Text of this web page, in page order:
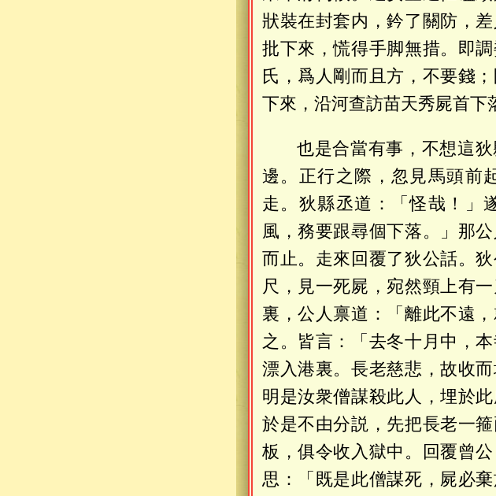
狀裝在封套内，鈐了關防，
批下來，慌得手脚無措。即
氏，爲人剛而且方，不要錢
下來，沿河查訪苗天秀屍首下
也是合當有事，不想這
邊。正行之際，忽見馬頭前
走。狄縣丞道：「怪哉！」
風，務要跟尋個下落。」那
而止。走來回覆了狄公話。
尺，見一死屍，宛然頸上有
裏，公人禀道：「離此不遠
之。皆言：「去冬十月中，
漂入港裏。長老慈悲，故收
明是汝衆僧謀殺此人，埋於
於是不由分説，先把長老一
板，俱令收入獄中。回覆曾
思：「既是此僧謀死，屍必